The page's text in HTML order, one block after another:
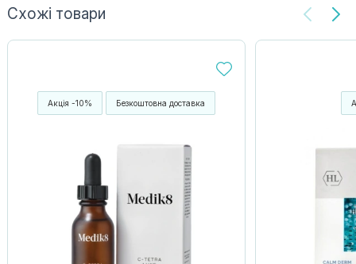
Схожі товари
Акція -10% Безкоштовна доставка